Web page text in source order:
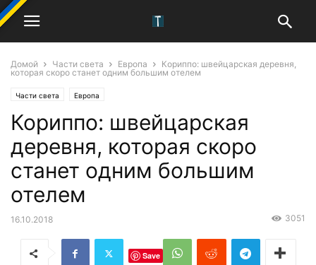
Домой Части света Европа
Кориппо: швейцарская деревня,
которая скоро станет одним большим отелем
Части света Европа
Кориппо: швейцарская
деревня, которая скоро
станет одним большим
отелем
16.10.2018 3051
Save